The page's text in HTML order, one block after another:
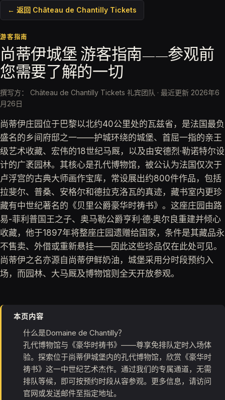
← 返回 Château de Chantilly Tickets
游客指南
尚蒂伊城堡 游客指南——参观前
您需要了解的一切
撰写方： Château de Chantilly Tickets 礼宾团队 · 最近更新 2026年6
月26日
尚蒂伊庄园位于巴黎以北约40公里处的瓦兹省，是法国最负
盛名的乡间府邸之一——护城环绕的城堡、首屈一指的亲王
级艺术收藏、宏伟的18世纪马厩，以及由安德烈·勒诺特尔设
计的广袤园林。其核心是孔代博物馆，被公认为法国仅次于
卢浮宫的古典大师画作宝库，常设展出约800件作品，包括
拉斐尔、普桑、安格尔和德拉克洛瓦的真迹，藏书室内更珍
藏有中世纪著名的《贝里公爵豪华时祷书》。这座庄园由路
易-菲利普国王之子、奥马勒公爵亨利·德·奥尔良重建并倾心
收藏，他于1897年将整座庄园遗赠给国家，条件是其藏品永
不售卖、外借或重新悬挂——因此这些珍品仅在此处可见。
尚蒂伊之名亦源自尚蒂伊鲜奶油，城堡采用分时段预约入
场，而园林、大马厩及博物馆则全天开放参观。
本页内容
什么是Domaine de Chantilly？
孔代博物馆与《豪华时祷书》——尊享免排队定时入场体
验。探索位于尚蒂伊城堡内的孔代博物馆，欣赏《豪华时
祷书》这一中世纪艺术杰作。通过我们的专属通道，无需
排队等候，即可按预约时段从容参观。更多信息，请访问
官网或发送邮件至指定地址。